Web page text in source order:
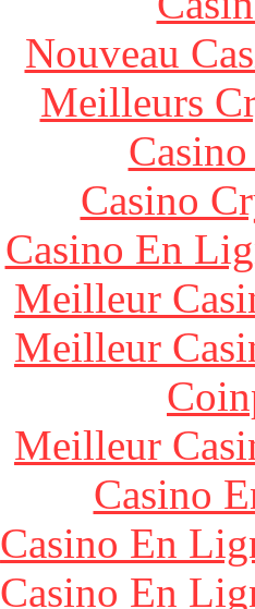
Nouveau
Meilleurs
Casino
Casino En
Meilleur
Meilleur
Meilleur
Casino
Casino En
Casino En